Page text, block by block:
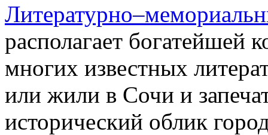
располагает богатейшей
многих известных
или жили в Сочи и
исторический облик